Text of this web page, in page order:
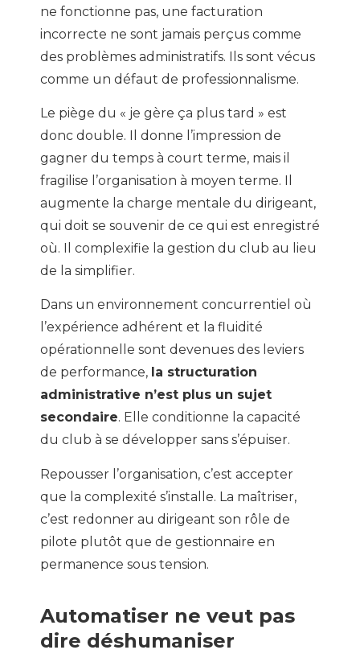
ne fonctionne pas, une facturation
incorrecte ne sont jamais perçus comme
des problèmes administratifs. Ils sont vécus
comme un défaut de professionnalisme.
Le piège du « je gère ça plus tard » est
donc double. Il donne l’impression de
gagner du temps à court terme, mais il
fragilise l’organisation à moyen terme. Il
augmente la charge mentale du dirigeant,
qui doit se souvenir de ce qui est enregistré
où. Il complexifie la gestion du club au lieu
de la simplifier.
Dans un environnement concurrentiel où
l’expérience adhérent et la fluidité
opérationnelle sont devenues des leviers
de performance, la structuration
administrative n’est plus un sujet
secondaire. Elle conditionne la capacité
du club à se développer sans s’épuiser.
Repousser l’organisation, c’est accepter
que la complexité s’installe. La maîtriser,
c’est redonner au dirigeant son rôle de
pilote plutôt que de gestionnaire en
permanence sous tension.
Automatiser ne veut pas
dire déshumaniser